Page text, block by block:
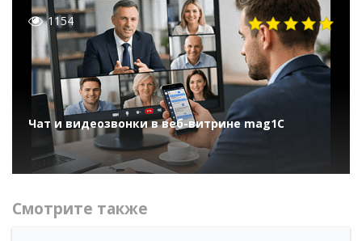
1154
Чат и видеозвонки в веб-витрине mag1C
Смотрите также